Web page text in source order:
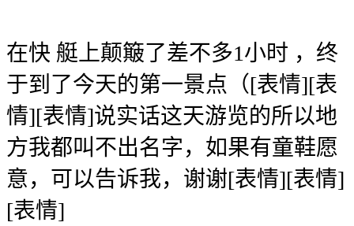
在快 艇上颠簸了差不多1小时 ，终
于到了今天的第一景点（[表情][表
情][表情]说实话这天游览的所以地
方我都叫不出名字，如果有童鞋愿
意，可以告诉我，谢谢[表情][表情]
[表情]